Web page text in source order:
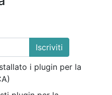
Iscriviti
i plugin per la